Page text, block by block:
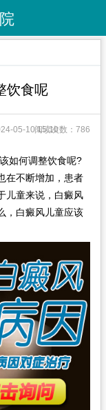
饮食呢
05-10 15:10
阅读次数：786
如何调整饮食呢?
在不断增加，患者
儿童来说，白癜风
，白癜风儿童应该